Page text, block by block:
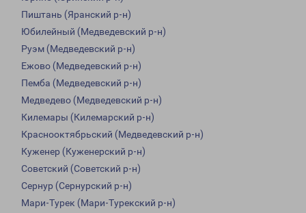
Пиштань (Яранский р-н)
Юбилейный (Медведевский р-н)
Руэм (Медведевский р-н)
Ежово (Медведевский р-н)
Пемба (Медведевский р-н)
Медведево (Медведевский р-н)
Килемары (Килемарский р-н)
Краснооктябрьский (Медведевский р-н)
Куженер (Куженерский р-н)
Советский (Советский р-н)
Сернур (Сернурский р-н)
Мари-Турек (Мари-Турекский р-н)